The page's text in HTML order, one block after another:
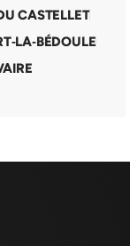
CASTELLET